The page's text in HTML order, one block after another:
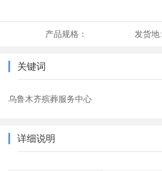
产品规格： 发货地:
关键词
乌鲁木齐殡葬服务中心
详细说明